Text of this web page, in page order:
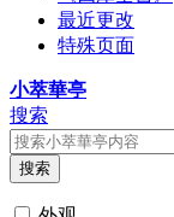
最近更改
特殊页面
小萃華亭
搜索
搜索